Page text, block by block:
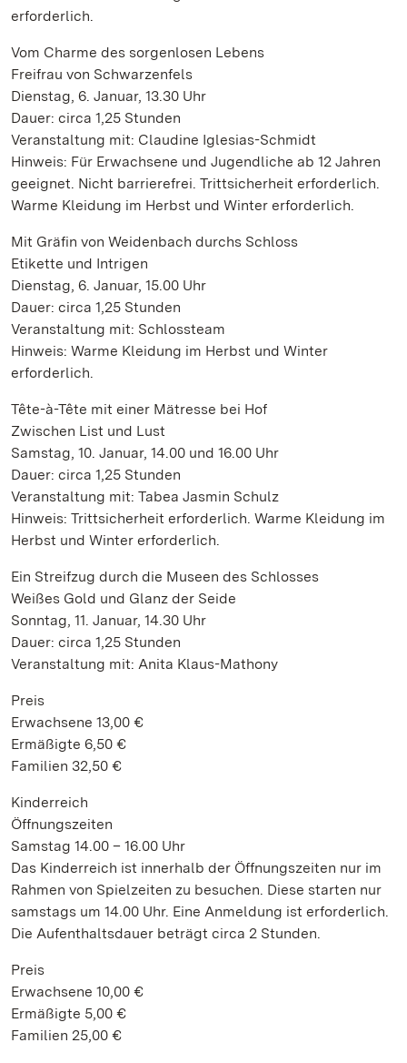
erforderlich.
Vom Charme des sorgenlosen Lebens
Freifrau von Schwarzenfels
Dienstag, 6. Januar, 13.30 Uhr
Dauer: circa 1,25 Stunden
Veranstaltung mit: Claudine Iglesias-Schmidt
Hinweis: Für Erwachsene und Jugendliche ab 12 Jahren
geeignet. Nicht barrierefrei. Trittsicherheit erforderlich.
Warme Kleidung im Herbst und Winter erforderlich.
Mit Gräfin von Weidenbach durchs Schloss
Etikette und Intrigen
Dienstag, 6. Januar, 15.00 Uhr
Dauer: circa 1,25 Stunden
Veranstaltung mit: Schlossteam
Hinweis: Warme Kleidung im Herbst und Winter
erforderlich.
Tête-à-Tête mit einer Mätresse bei Hof
Zwischen List und Lust
Samstag, 10. Januar, 14.00 und 16.00 Uhr
Dauer: circa 1,25 Stunden
Veranstaltung mit: Tabea Jasmin Schulz
Hinweis: Trittsicherheit erforderlich. Warme Kleidung im
Herbst und Winter erforderlich.
Ein Streifzug durch die Museen des Schlosses
Weißes Gold und Glanz der Seide
Sonntag, 11. Januar, 14.30 Uhr
Dauer: circa 1,25 Stunden
Veranstaltung mit: Anita Klaus-Mathony
Preis
Erwachsene 13,00 €
Ermäßigte 6,50 €
Familien 32,50 €
Kinderreich
Öffnungszeiten
Samstag 14.00 – 16.00 Uhr
Das Kinderreich ist innerhalb der Öffnungszeiten nur im
Rahmen von Spielzeiten zu besuchen. Diese starten nur
samstags um 14.00 Uhr. Eine Anmeldung ist erforderlich.
Die Aufenthaltsdauer beträgt circa 2 Stunden.
Preis
Erwachsene 10,00 €
Ermäßigte 5,00 €
Familien 25,00 €